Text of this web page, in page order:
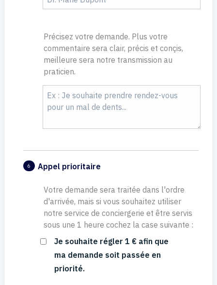
Précisez votre demande. Plus votre
commentaire sera clair, précis et conçis,
meilleure sera notre transmission au
praticien.
6 Appel prioritaire
Votre demande sera traitée dans l'ordre
d'arrivée, mais si vous souhaitez utiliser
notre service de conciergerie et être servis
sous une 1 heure cochez la case suivante :
Je souhaite régler 1 € afin que
ma demande soit passée en
priorité.